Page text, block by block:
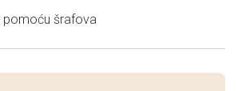
pomoću šrafova